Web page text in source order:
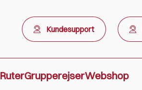
Kundesupport
RuterGrupperejserWebshop